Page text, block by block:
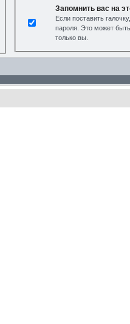
Запомнить вас на
Если поставить
пароля. Это может
только вы.